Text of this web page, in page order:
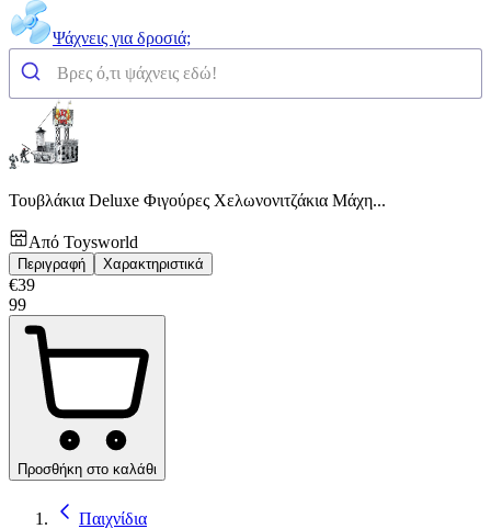
Ψάχνεις για δροσιά;
Τουβλάκια Deluxe Φιγούρες Χελωνονιτζάκια Μάχη...
Από Toysworld
Περιγραφή Χαρακτηριστικά
€39
99
Προσθήκη στο καλάθι
Παιχνίδια